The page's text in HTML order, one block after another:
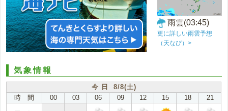
雨雲(03:45)
更に詳しい雨雲予想
（天なび）>
気象情報
今 日 8/8(土)
時 間
00 03 06 09 12 15 18 21